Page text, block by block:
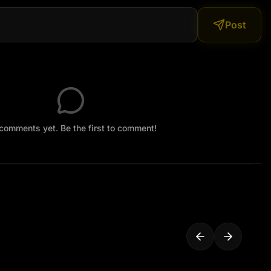
"Hotline: 0916 095 138"
tay:
Đặt niềm tin, nhận Visa ngay!"
Post
yet. Be the first to comment!